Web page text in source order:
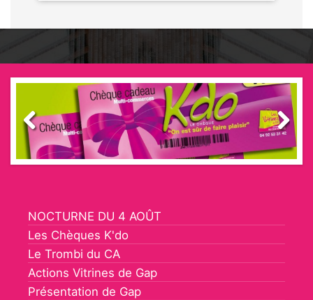
Previous Next
NOCTURNE DU 4 AOÛT
Les Chèques K'do
Le Trombi du CA
Actions Vitrines de Gap
Présentation de Gap